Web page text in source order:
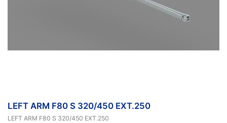
LEFT ARM F80 S 320/450 EXT.250
LEFT ARM F80 S 320/450 EXT.250